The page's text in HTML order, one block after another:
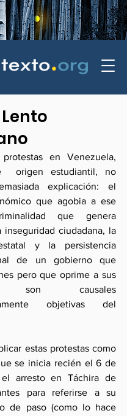
Lento
protestas en Venezuela,
origen estudiantil, no
explicación: el
que agobia a ese
que genera
inseguridad ciudadana, la
y la persistencia
de un gobierno que
pero que oprime a sus
son causales
objetivas del
estas protestas como
se inicia recién el 6 de
arresto en Táchira de
para referirse a su
de paso (como lo hace